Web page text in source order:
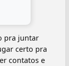
pra juntar
certo pra
contatos e